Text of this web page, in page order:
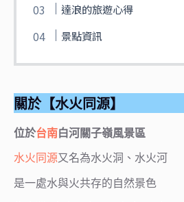
達浪的旅遊心得
景點資訊
關於【水火同源】
位於台南白河關子嶺風景區
水火同源又名為水火洞、水火河
是一處水與火共存的自然景色